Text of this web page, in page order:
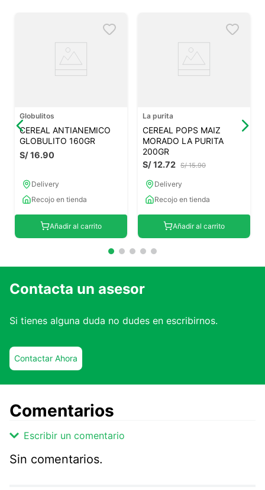
Globulitos
CEREAL ANTIANEMICO
GLOBULITO 160GR
S/16.90
Delivery
Recojo en tienda
Añadir al carrito
La purita
CEREAL POPS MAIZ
MORADO LA PURITA
200GR
S/ 15.90
S/12.72
Delivery
Recojo en tienda
Añadir al carrito
Contacta un asesor
Si tienes alguna duda no dudes en escribirnos.
Contactar Ahora
Comentarios
Escribir un comentario
Sin comentarios.